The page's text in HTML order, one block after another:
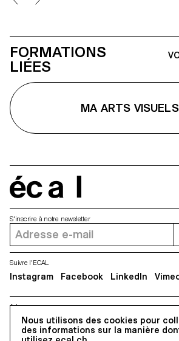
FORMATIONS
LIÉES
MA ARTS VISUELS
Nous utilisons des cookies pour
des informations sur la manière
Adresse
5, avenue du Temple, CH-1020 Renens
S'inscrire à notre newsletter
Suivre l'ECAL
Instagram Facebook LinkedIn